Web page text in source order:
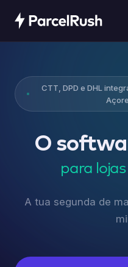
CTT, DPD e DHL
O
para
A tua segunda de